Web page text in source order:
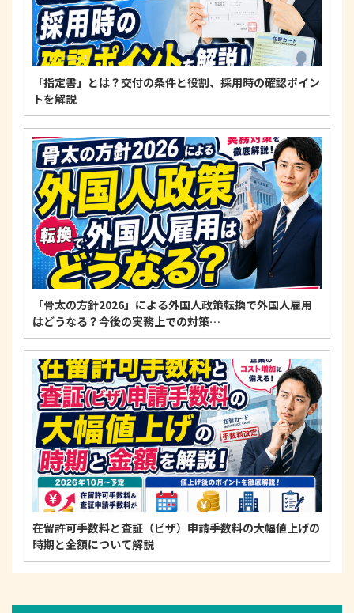
TEL：0120-550-580
株式会社 アルフォース･ワン 個人情報保護担当
「指定書」とは？交付の条件と役割、採用時の確認ポイン
トを解説
「骨太の方針2026」による外国人政策転換で外国人雇用
はどうなる？今後の実務上での対策…
在留許可手数料と査証（ビザ）申請手数料の大幅値上げの
時期と金額について解説